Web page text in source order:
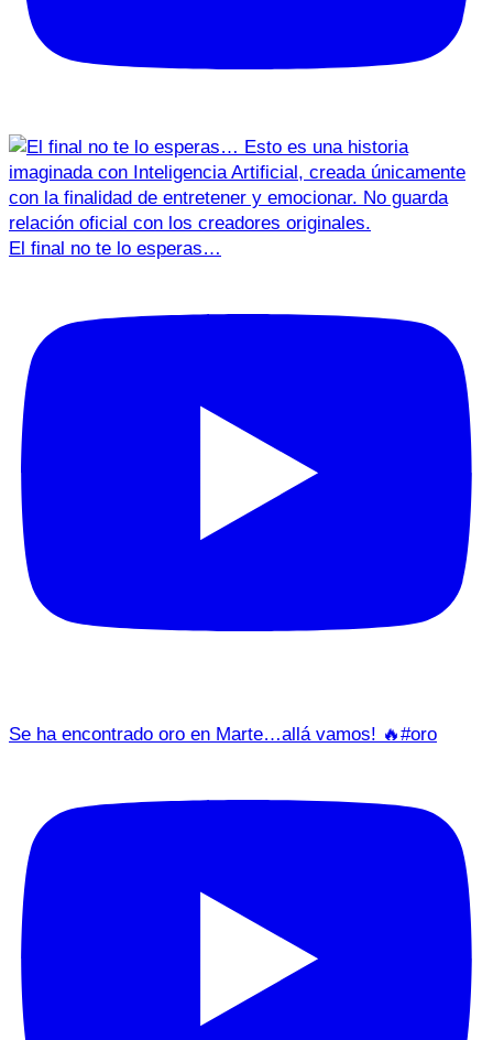
El final no te lo esperas…
Se ha encontrado oro en Marte…allá vamos! 🔥#oro